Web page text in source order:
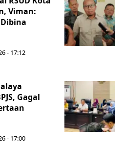
Viman:
- 17:12
Gagal
- 17:00